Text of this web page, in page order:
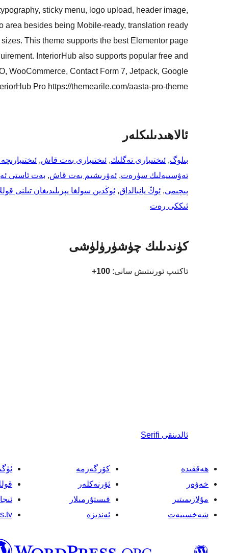
sticky menu, logo upload, header image,
area besides being Mobile-ready, translation ready
This theme supports the best Elementor page
InteriorHub also supports popular free and
WooCommerce, Contact Form 7, Jetpack, Google
Pro https://themearile.com/aasta-pro-theme/.
ئالاھىدىلىكلەر
بىلوگ, ئىختىيارى تەگلىك, ئىختىيارى بەت قاش,
تەۋسىيەلىك سۈرەت, ئەۋرىشىم بەت قاش, بەت ئاستى
پىچىمى, ئوڭ يانبالداق, ئوڭدىن سولغا يېزىلىدىغان تىلنى
ئىككى رەت
كۈندىلىك چۈشۈرۈلۈشى
ئاكتىپ ئورنىتىش سانى: 100+
ئالدىنقى Serifi
ھەققىدە
خەۋەر
مۇلازىمىتىر
شەخسىيەت
كۆرگەزمە
ئۆرنەكلەر
قىستۇرمىلار
ئەندىزە